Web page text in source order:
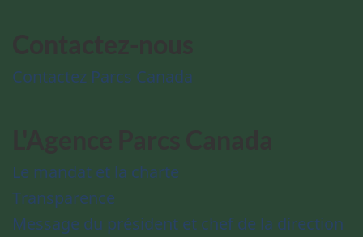
Contactez Parcs Canada
Le mandat et la charte
Transparence
Message du président et chef de la direction